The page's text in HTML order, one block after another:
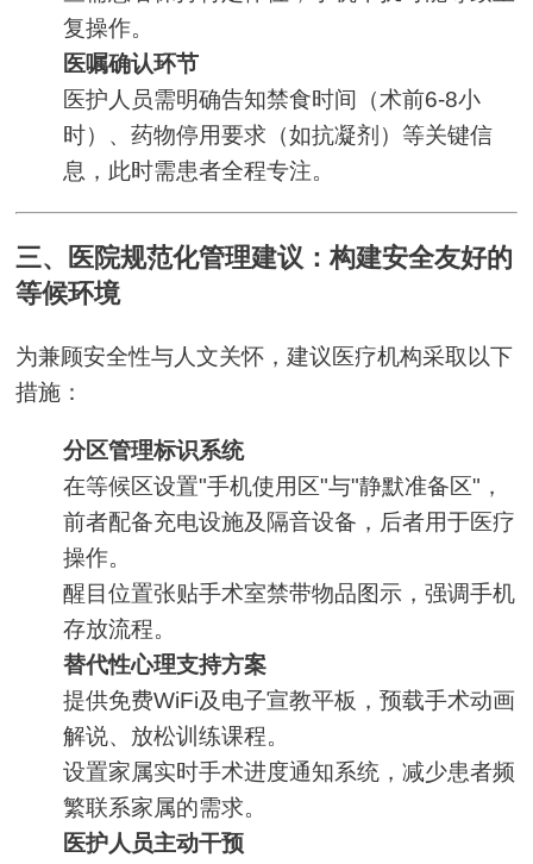
复操作。
医嘱确认环节
医护人员需明确告知禁食时间（术前6-8小
时）、药物停用要求（如抗凝剂）等关键信
息，此时需患者全程专注。
三、医院规范化管理建议：构建安全友好的
等候环境
为兼顾安全性与人文关怀，建议医疗机构采取以下
措施：
分区管理标识系统
在等候区设置"手机使用区"与"静默准备区"，
前者配备充电设施及隔音设备，后者用于医疗
操作。
醒目位置张贴手术室禁带物品图示，强调手机
存放流程。
替代性心理支持方案
提供免费WiFi及电子宣教平板，预载手术动画
解说、放松训练课程。
设置家属实时手术进度通知系统，减少患者频
繁联系家属的需求。
医护人员主动干预